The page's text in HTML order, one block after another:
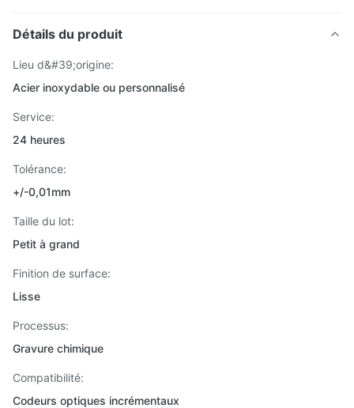
Détails du produit
Lieu d&#39;origine:
Acier inoxydable ou personnalisé
Service:
24 heures
Tolérance:
+/-0,01mm
Taille du lot:
Petit à grand
Finition de surface:
Lisse
Processus:
Gravure chimique
Compatibilité:
Codeurs optiques incrémentaux